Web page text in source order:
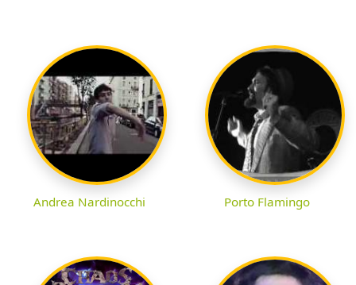
Andrea Nardinocchi Porto Flamingo